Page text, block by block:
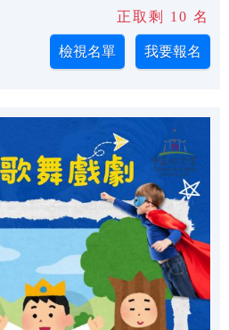
正取剩 10 名